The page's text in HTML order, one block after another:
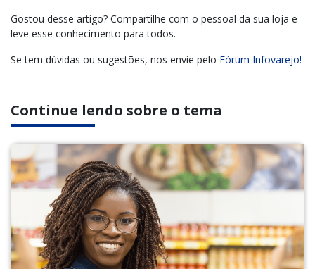
Gostou desse artigo? Compartilhe com o pessoal da sua loja e
leve esse conhecimento para todos.
Se tem dúvidas ou sugestões, nos envie pelo Fórum Infovarejo!
Continue lendo sobre o tema